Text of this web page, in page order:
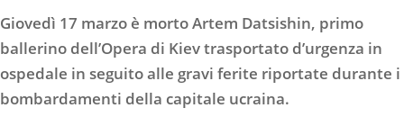
Giovedì 17 marzo è morto Artem Datsishin, primo
ballerino dell’Opera di Kiev trasportato d’urgenza in
ospedale in seguito alle gravi ferite riportate durante i
bombardamenti della capitale ucraina.